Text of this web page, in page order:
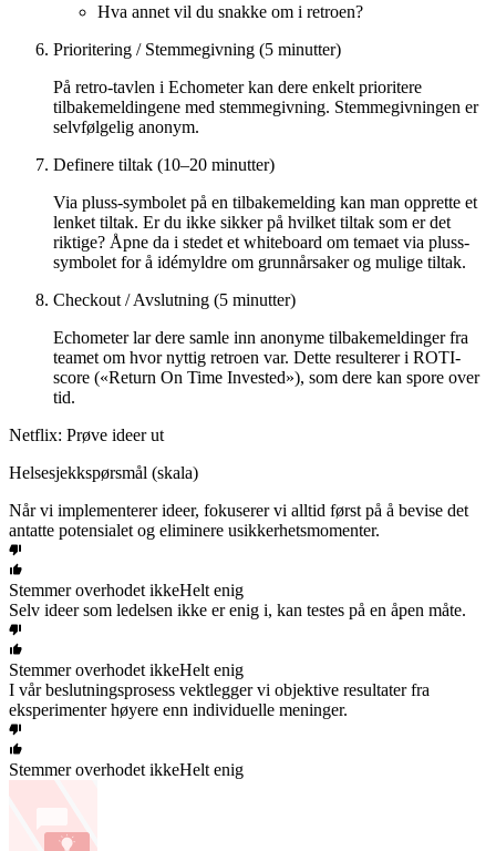
Hva annet vil du snakke om i retroen?
Prioritering / Stemmegivning (5 minutter)
På retro-tavlen i Echometer kan dere enkelt prioritere
tilbakemeldingene med stemmegivning. Stemmegivningen er
selvfølgelig anonym.
Definere tiltak (10–20 minutter)
Via pluss-symbolet på en tilbakemelding kan man opprette et
lenket tiltak. Er du ikke sikker på hvilket tiltak som er det
riktige? Åpne da i stedet et whiteboard om temaet via pluss-
symbolet for å idémyldre om grunnårsaker og mulige tiltak.
Checkout / Avslutning (5 minutter)
Echometer lar dere samle inn anonyme tilbakemeldinger fra
teamet om hvor nyttig retroen var. Dette resulterer i ROTI-
score («Return On Time Invested»), som dere kan spore over
tid.
Netflix: Prøve ideer ut
Helsesjekkspørsmål (skala)
Når vi implementerer ideer, fokuserer vi alltid først på å bevise det
antatte potensialet og eliminere usikkerhetsmomenter.
Stemmer overhodet ikkeHelt enig
Selv ideer som ledelsen ikke er enig i, kan testes på en åpen måte.
Stemmer overhodet ikkeHelt enig
I vår beslutningsprosess vektlegger vi objektive resultater fra
eksperimenter høyere enn individuelle meninger.
Stemmer overhodet ikkeHelt enig